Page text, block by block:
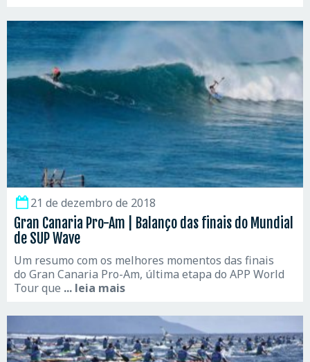
21 de dezembro de 2018
Gran Canaria Pro-Am | Balanço das finais do Mundial
de SUP Wave
Um resumo com os melhores momentos das finais
do Gran Canaria Pro-Am, última etapa do APP World
Tour que ... leia mais